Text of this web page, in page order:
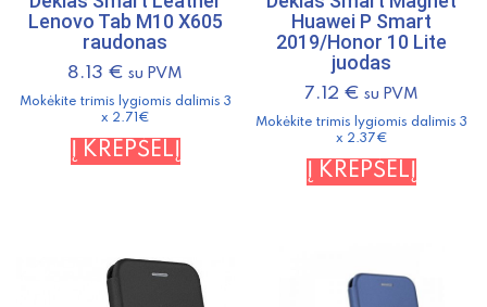
Lenovo Tab M10 X605
raudonas
8.13 € su PVM
Mokėkite trimis lygiomis dalimis 3
x 2.71€
Į KREPŠELĮ
Huawei P Smart
2019/Honor 10 Lite
juodas
7.12 € su PVM
Mokėkite trimis lygiomis dalimis 3
x 2.37€
Į KREPŠELĮ